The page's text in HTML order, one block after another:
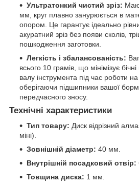
Ультратонкий чистий зріз:
мм, круг плавно занурюється в
опором. Це гарантує ідеально
акуратний зріз без появи сколів,
пошкодження заготовки.
Легкість і збалансованість:
всього 10 грамів, що мінімізує бічні
валу інструмента під час роботи
оберігаючи підшипники вашої
передчасного зносу.
Технічні характеристики
Тип товару: Диск відрізний
міні).
Зовнішній діаметр: 40 мм.
Внутрішній посадковий отвір:
Товщина диска: 1 мм.